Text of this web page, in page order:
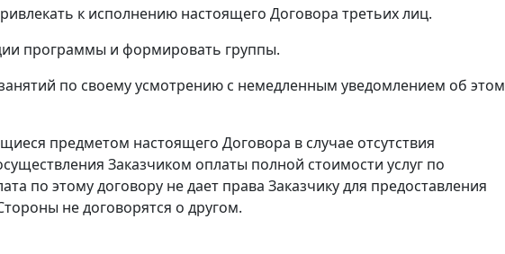
к исполнению настоящего Договора третьих лиц.
программы и формировать группы.
по своему усмотрению с немедленным уведомлением об этом
предметом настоящего Договора в случае отсутствия
Заказчиком оплаты полной стоимости услуг по
по этому договору не дает права Заказчику для предоставления
не договорятся о другом.